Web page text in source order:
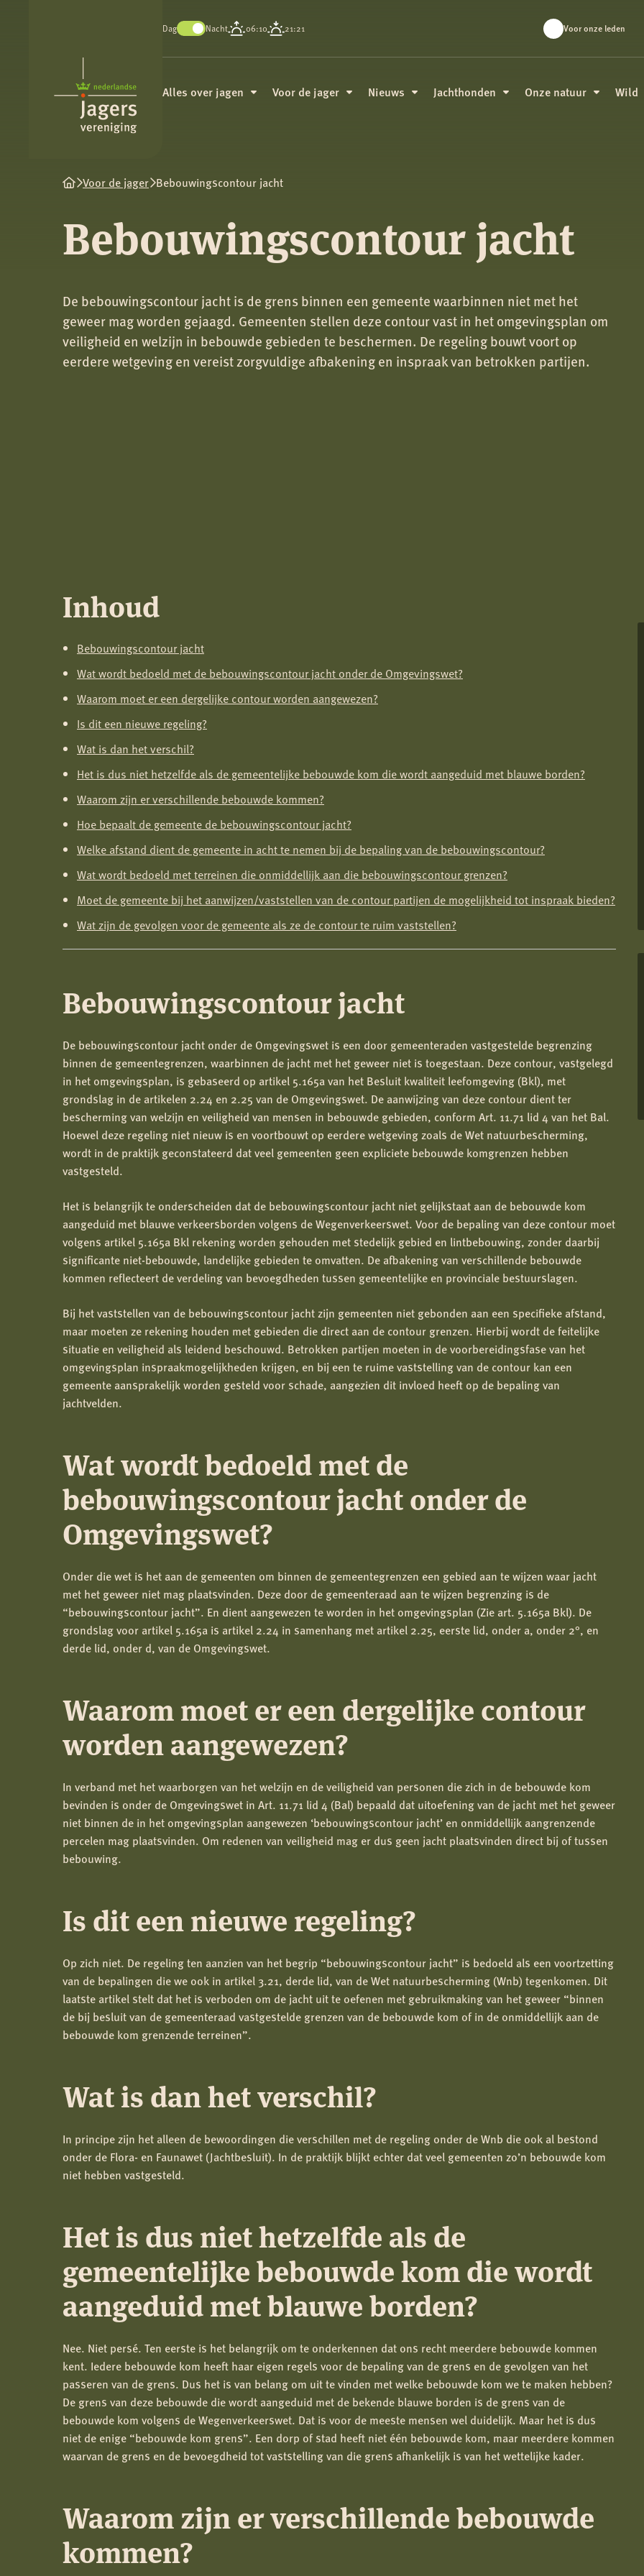
Nederlandse
Jagersvereniging
Dag Nacht 06:10 21:21 Voor onze leden
Alles over jagen Voor de jager Nieuws Jachthonden Onze natuur Wild
Voor de jager Bebouwingscontour jacht
Bebouwingscontour jacht
De bebouwingscontour jacht is de grens binnen een gemeente waarbinnen niet met het
geweer mag worden gejaagd. Gemeenten stellen deze contour vast in het omgevingsplan om
veiligheid en welzijn in bebouwde gebieden te beschermen. De regeling bouwt voort op
eerdere wetgeving en vereist zorgvuldige afbakening en inspraak van betrokken partijen.
Inhoud
Bebouwingscontour jacht
Wat wordt bedoeld met de bebouwingscontour jacht onder de Omgevingswet?
Waarom moet er een dergelijke contour worden aangewezen?
Is dit een nieuwe regeling?
Wat is dan het verschil?
Het is dus niet hetzelfde als de gemeentelijke bebouwde kom die wordt aangeduid met blauwe borden?
Waarom zijn er verschillende bebouwde kommen?
Hoe bepaalt de gemeente de bebouwingscontour jacht?
Welke afstand dient de gemeente in acht te nemen bij de bepaling van de bebouwingscontour?
Wat wordt bedoeld met terreinen die onmiddellijk aan die bebouwingscontour grenzen?
Moet de gemeente bij het aanwijzen/vaststellen van de contour partijen de mogelijkheid tot inspraak bieden?
Wat zijn de gevolgen voor de gemeente als ze de contour te ruim vaststellen?
Bebouwingscontour jacht
De bebouwingscontour jacht onder de Omgevingswet is een door gemeenteraden vastgestelde begrenzing
binnen de gemeentegrenzen, waarbinnen de jacht met het geweer niet is toegestaan. Deze contour, vastgelegd
in het omgevingsplan, is gebaseerd op artikel 5.165a van het Besluit kwaliteit leefomgeving (Bkl), met
grondslag in de artikelen 2.24 en 2.25 van de Omgevingswet. De aanwijzing van deze contour dient ter
bescherming van welzijn en veiligheid van mensen in bebouwde gebieden, conform Art. 11.71 lid 4 van het Bal.
Hoewel deze regeling niet nieuw is en voortbouwt op eerdere wetgeving zoals de Wet natuurbescherming,
wordt in de praktijk geconstateerd dat veel gemeenten geen expliciete bebouwde komgrenzen hebben
vastgesteld.
Het is belangrijk te onderscheiden dat de bebouwingscontour jacht niet gelijkstaat aan de bebouwde kom
aangeduid met blauwe verkeersborden volgens de Wegenverkeerswet. Voor de bepaling van deze contour moet
volgens artikel 5.165a Bkl rekening worden gehouden met stedelijk gebied en lintbebouwing, zonder daarbij
significante niet-bebouwde, landelijke gebieden te omvatten. De afbakening van verschillende bebouwde
kommen reflecteert de verdeling van bevoegdheden tussen gemeentelijke en provinciale bestuurslagen.
Bij het vaststellen van de bebouwingscontour jacht zijn gemeenten niet gebonden aan een specifieke afstand,
maar moeten ze rekening houden met gebieden die direct aan de contour grenzen. Hierbij wordt de feitelijke
situatie en veiligheid als leidend beschouwd. Betrokken partijen moeten in de voorbereidingsfase van het
omgevingsplan inspraakmogelijkheden krijgen, en bij een te ruime vaststelling van de contour kan een
gemeente aansprakelijk worden gesteld voor schade, aangezien dit invloed heeft op de bepaling van
jachtvelden.
Wat wordt bedoeld met de
bebouwingscontour jacht onder de
Omgevingswet?
Onder die wet is het aan de gemeenten om binnen de gemeentegrenzen een gebied aan te wijzen waar jacht
met het geweer niet mag plaatsvinden. Deze door de gemeenteraad aan te wijzen begrenzing is de
“bebouwingscontour jacht”. En dient aangewezen te worden in het omgevingsplan (Zie art. 5.165a Bkl). De
grondslag voor artikel 5.165a is artikel 2.24 in samenhang met artikel 2.25, eerste lid, onder a, onder 2°, en
derde lid, onder d, van de Omgevingswet.
Waarom moet er een dergelijke contour
worden aangewezen?
In verband met het waarborgen van het welzijn en de veiligheid van personen die zich in de bebouwde kom
bevinden is onder de Omgevingswet in Art. 11.71 lid 4 (Bal) bepaald dat uitoefening van de jacht met het geweer
niet binnen de in het omgevingsplan aangewezen ‘bebouwingscontour jacht’ en onmiddellijk aangrenzende
percelen mag plaatsvinden. Om redenen van veiligheid mag er dus geen jacht plaatsvinden direct bij of tussen
bebouwing.
Is dit een nieuwe regeling?
Op zich niet. De regeling ten aanzien van het begrip “bebouwingscontour jacht” is bedoeld als een voortzetting
van de bepalingen die we ook in artikel 3.21, derde lid, van de Wet natuurbescherming (Wnb) tegenkomen. Dit
laatste artikel stelt dat het is verboden om de jacht uit te oefenen met gebruikmaking van het geweer “binnen
de bij besluit van de gemeenteraad vastgestelde grenzen van de bebouwde kom of in de onmiddellijk aan de
bebouwde kom grenzende terreinen”.
Wat is dan het verschil?
In principe zijn het alleen de bewoordingen die verschillen met de regeling onder de Wnb die ook al bestond
onder de Flora- en Faunawet (Jachtbesluit). In de praktijk blijkt echter dat veel gemeenten zo’n bebouwde kom
niet hebben vastgesteld.
Het is dus niet hetzelfde als de
gemeentelijke bebouwde kom die wordt
aangeduid met blauwe borden?
Nee. Niet persé. Ten eerste is het belangrijk om te onderkennen dat ons recht meerdere bebouwde kommen
kent. Iedere bebouwde kom heeft haar eigen regels voor de bepaling van de grens en de gevolgen van het
passeren van de grens. Dus het is van belang om uit te vinden met welke bebouwde kom we te maken hebben?
De grens van deze bebouwde die wordt aangeduid met de bekende blauwe borden is de grens van de
bebouwde kom volgens de Wegenverkeerswet. Dat is voor de meeste mensen wel duidelijk. Maar het is dus
niet de enige “bebouwde kom grens”. Een dorp of stad heeft niet één bebouwde kom, maar meerdere kommen
waarvan de grens en de bevoegdheid tot vaststelling van die grens afhankelijk is van het wettelijke kader.
Waarom zijn er verschillende bebouwde
kommen?